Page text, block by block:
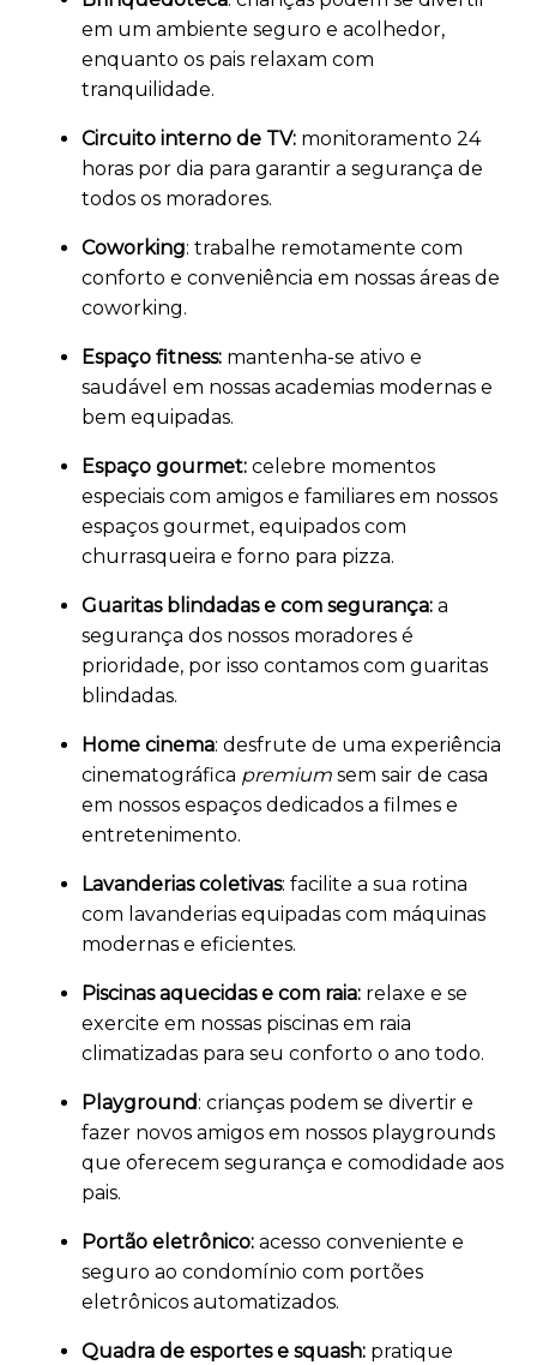
em um ambiente seguro e acolhedor,
enquanto os pais relaxam com
tranquilidade.
Circuito interno de TV: monitoramento 24
horas por dia para garantir a segurança de
todos os moradores.
Coworking: trabalhe remotamente com
conforto e conveniência em nossas áreas de
coworking.
Espaço fitness: mantenha-se ativo e
saudável em nossas academias modernas e
bem equipadas.
Espaço gourmet: celebre momentos
especiais com amigos e familiares em nossos
espaços gourmet, equipados com
churrasqueira e forno para pizza.
Guaritas blindadas e com segurança: a
segurança dos nossos moradores é
prioridade, por isso contamos com guaritas
blindadas.
Home cinema: desfrute de uma experiência
cinematográfica premium sem sair de casa
em nossos espaços dedicados a filmes e
entretenimento.
Lavanderias coletivas: facilite a sua rotina
com lavanderias equipadas com máquinas
modernas e eficientes.
Piscinas aquecidas e com raia: relaxe e se
exercite em nossas piscinas em raia
climatizadas para seu conforto o ano todo.
Playground: crianças podem se divertir e
fazer novos amigos em nossos playgrounds
que oferecem segurança e comodidade aos
pais.
Portão eletrônico: acesso conveniente e
seguro ao condomínio com portões
eletrônicos automatizados.
Quadra de esportes e squash: pratique